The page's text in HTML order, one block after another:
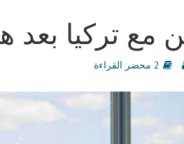
مع تركيا بعد
2 محضر القراءة